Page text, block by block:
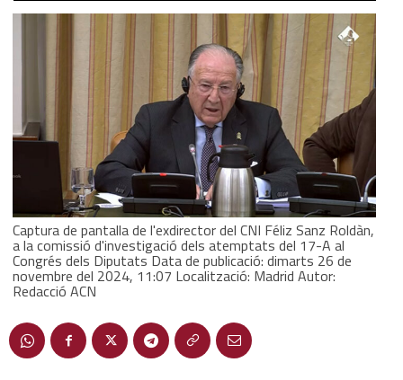
Captura de pantalla de l'exdirector del CNI Féliz Sanz Roldàn,
a la comissió d'investigació dels atemptats del 17-A al
Congrés dels Diputats Data de publicació: dimarts 26 de
novembre del 2024, 11:07 Localització: Madrid Autor:
Redacció ACN